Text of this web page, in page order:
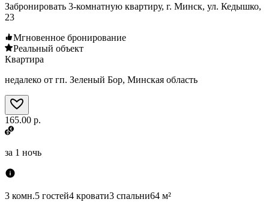
Забронировать 3-комнатную квартиру, г. Минск, ул. Кедышко,
23
Мгновенное бронирование
Реальный объект
Квартира
недалеко от гп. Зеленый Бор, Минская область
165.00 р.
за 1 ночь
3 комн.5 гостей4 кровати3 спальни64 м²